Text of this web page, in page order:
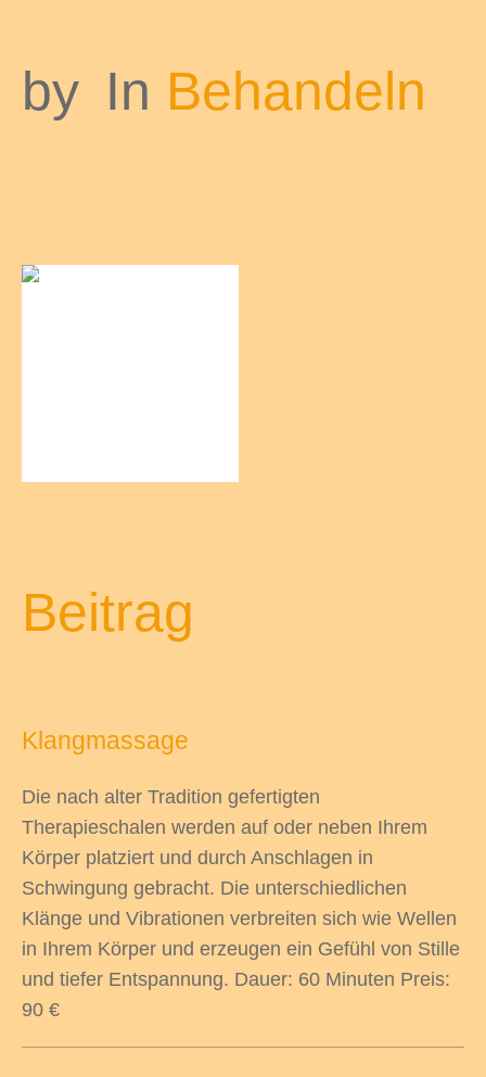
by In Behandeln
Beitrag
Klangmassage
Die nach alter Tradition gefertigten
Therapieschalen werden auf oder neben Ihrem
Körper platziert und durch Anschlagen in
Schwingung gebracht. Die unterschiedlichen
Klänge und Vibrationen verbreiten sich wie Wellen
in Ihrem Körper und erzeugen ein Gefühl von Stille
und tiefer Entspannung. Dauer: 60 Minuten Preis:
90 €